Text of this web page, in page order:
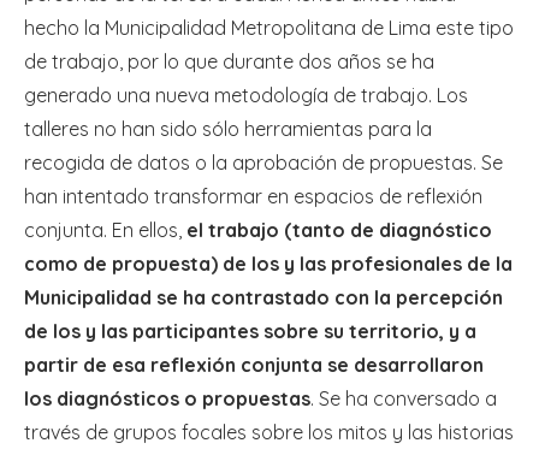
hecho la Municipalidad Metropolitana de Lima este tipo
de trabajo, por lo que durante dos años se ha
generado una nueva metodología de trabajo. Los
talleres no han sido sólo herramientas para la
recogida de datos o la aprobación de propuestas. Se
han intentado transformar en espacios de reflexión
conjunta. En ellos, el trabajo (tanto de diagnóstico
como de propuesta) de los y las profesionales de la
Municipalidad se ha contrastado con la percepción
de los y las participantes sobre su territorio, y a
partir de esa reflexión conjunta se desarrollaron
los diagnósticos o propuestas. Se ha conversado a
través de grupos focales sobre los mitos y las historias